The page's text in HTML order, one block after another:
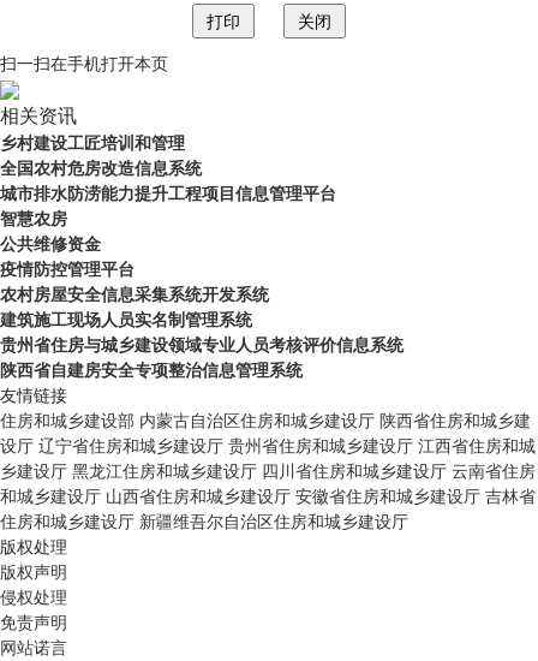
扫一扫在手机打开本页
相关资讯
乡村建设工匠培训和管理
全国农村危房改造信息系统
城市排水防涝能力提升工程项目信息管理平台
智慧农房
公共维修资金
疫情防控管理平台
农村房屋安全信息采集系统开发系统
建筑施工现场人员实名制管理系统
贵州省住房与城乡建设领域专业人员考核评价信息系统
陕西省自建房安全专项整治信息管理系统
友情链接
住房和城乡建设部 内蒙古自治区住房和城乡建设厅 陕西省住房和城乡建
设厅 辽宁省住房和城乡建设厅 贵州省住房和城乡建设厅 江西省住房和城
乡建设厅 黑龙江住房和城乡建设厅 四川省住房和城乡建设厅 云南省住房
和城乡建设厅 山西省住房和城乡建设厅 安徽省住房和城乡建设厅 吉林省
住房和城乡建设厅 新疆维吾尔自治区住房和城乡建设厅
版权处理
版权声明
侵权处理
免责声明
网站诺言